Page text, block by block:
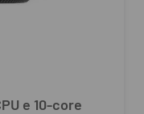
e 10‑core